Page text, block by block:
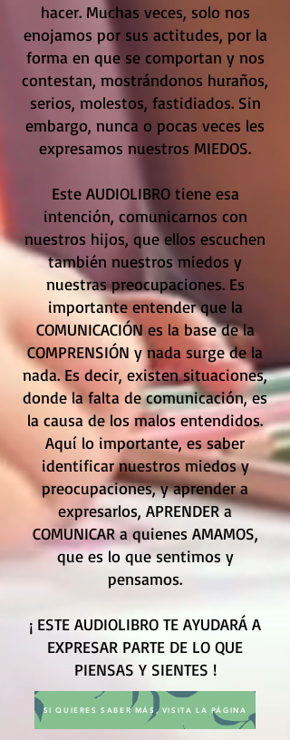
hacer. Muchas veces, solo nos
enojamos por sus actitudes, por la
forma en que se comportan y nos
contestan, mostrándonos huraños,
serios, molestos, fastidiados. Sin
embargo, nunca o pocas veces les
expresamos nuestros MIEDOS.
Este AUDIOLIBRO tiene esa
intención, comunicarnos con
nuestros hijos, que ellos escuchen
también nuestros miedos y
nuestras preocupaciones. Es
importante entender que la
COMUNICACIÓN es la base de la
COMPRENSIÓN y nada surge de la
nada. Es decir, existen situaciones,
donde la falta de comunicación, es
la causa de los malos entendidos.
Aquí lo importante, es saber
identificar nuestros miedos y
preocupaciones, y aprender a
expresarlos, APRENDER a
COMUNICAR a quienes AMAMOS,
que es lo que sentimos y
pensamos.
¡ ESTE AUDIOLIBRO TE AYUDARÁ A
EXPRESAR PARTE DE LO QUE
PIENSAS Y SIENTES !
SI QUIERES SABER MÁS, VISITA LA PÁGINA